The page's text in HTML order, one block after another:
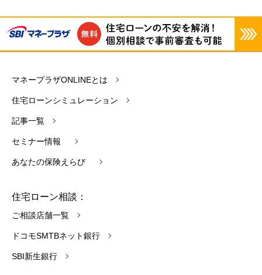
マネープラザONLINEとは
住宅ローンシミュレーション
記事一覧
セミナー情報
あなたの保険えらび
住宅ローン相談：
ご相談店舗一覧
ドコモSMTBネット銀行
SBI新生銀行